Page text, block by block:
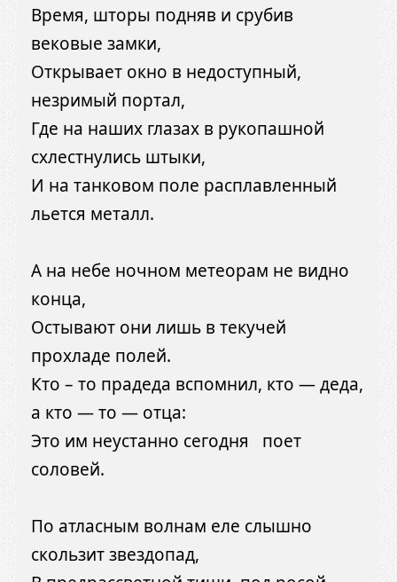
Время, шторы подняв и срубив
вековые замки,
Открывает окно в недоступный,
незримый портал,
Где на наших глазах в рукопашной
схлестнулись штыки,
И на танковом поле расплавленный
льется металл.
А на небе ночном метеорам не видно
конца,
Остывают они лишь в текучей
прохладе полей.
Кто – то прадеда вспомнил, кто — деда,
а кто — то — отца:
Это им неустанно сегодня поет
соловей.
По атласным волнам еле слышно
скользит звездопад,